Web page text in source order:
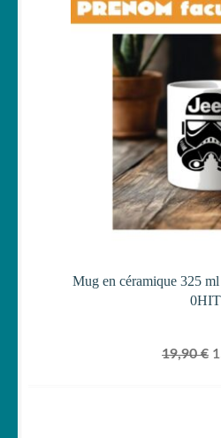
Mug en céramique 325
19,90€